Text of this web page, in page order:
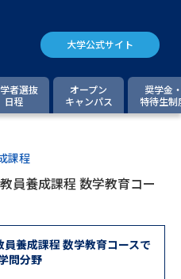
大学院の資料請求
大学入学共通テスト「受験案
内」の請求
小学校教員資格認定試験
大学公式サイト
者選抜
日程
オープン
キャンパス
奨学金
特待生制
課程
員養成課程 数学教育コー
養成課程 数学教育コースで
問分野